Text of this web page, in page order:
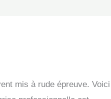
mis à rude épreuve. Voici